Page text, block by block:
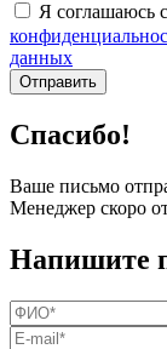
Я соглашаюсь
данных
Спасибо!
Ваше письмо
Менеджер скоро
Напишите